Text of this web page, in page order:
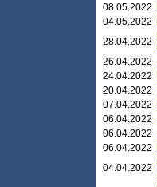
08.05.2022
04.05.2022
28.04.2022
26.04.2022
24.04.2022
20.04.2022
07.04.2022
06.04.2022
06.04.2022
06.04.2022
04.04.2022